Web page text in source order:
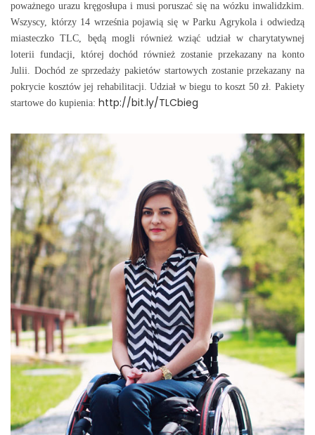
poważnego urazu kręgosłupa i musi poruszać się na wózku inwalidzkim.
Wszyscy, którzy 14 września pojawią się w Parku Agrykola i odwiedzą
miasteczko TLC, będą mogli również wziąć udział w charytatywnej
loterii fundacji, której dochód również zostanie przekazany na konto
Julii. Dochód ze sprzedaży pakietów startowych zostanie przekazany na
pokrycie kosztów jej rehabilitacji. Udział w biegu to koszt 50 zł. Pakiety
startowe do kupienia: http://bit.ly/TLCbieg